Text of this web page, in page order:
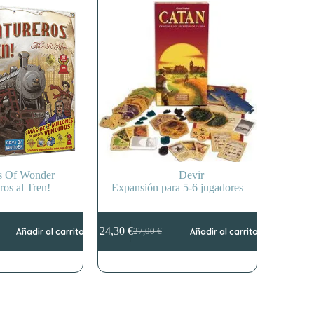
Of Wonder
al Tren!
Añadir al carrito
Devir
Expansión para 5-6 jugadores
27,00€
El
precio
era:
24,30 €El
precio
es:
Añadir al carrito